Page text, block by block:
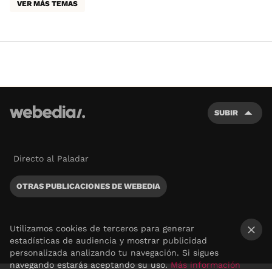
VER MÁS TEMAS
SUBIR
Directo al Paladar
OTRAS PUBLICACIONES DE WEBEDIA
Utilizamos cookies de terceros para generar
estadísticas de audiencia y mostrar publicidad
personalizada analizando tu navegación. Si sigues
navegando estarás aceptando su uso.Más información